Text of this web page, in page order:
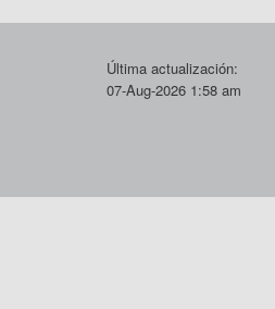
Última actualización:
07-Aug-2026 1:58 am